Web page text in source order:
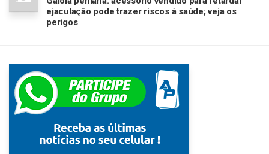
ejaculação pode trazer riscos à saúde; veja os
perigos